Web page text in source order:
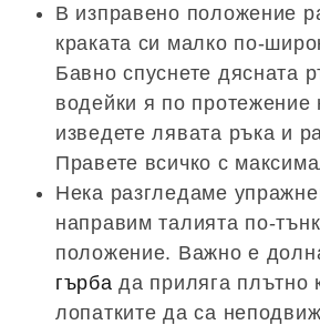
В изправено положение
краката си малко по-
Бавно спуснете дясната
водейки я по протежение
изведете лявата ръка и
Правете всичко с
Нека разгледаме
направим талията по-
положение. Важно е
гърба да приляга плътно
лопатките да са